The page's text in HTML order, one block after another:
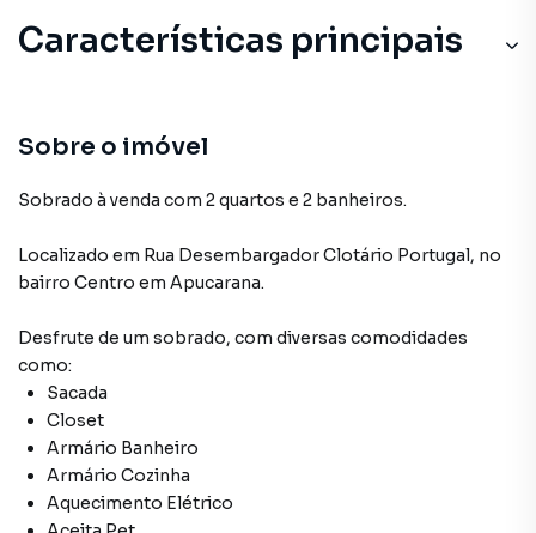
Características principais
Aceita Pet
Closet
Sala
Sobre o imóvel
Sobrado à venda com 2 quartos e 2 banheiros.
Localizado em Rua Desembargador Clotário Portugal, no
bairro Centro em Apucarana.
Desfrute de um sobrado, com diversas comodidades
como:
Sacada
Closet
Armário Banheiro
Armário Cozinha
Aquecimento Elétrico